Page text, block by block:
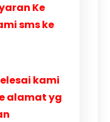
Ke
sms ke
kami
alamat yg